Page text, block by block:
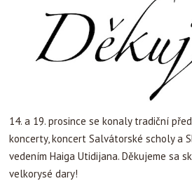
14. a 19. prosince se konaly tradiční
koncerty, koncert Salvátorské scholy a
vedením Haiga Utidijana. Děkujeme sa
velkorysé dary!